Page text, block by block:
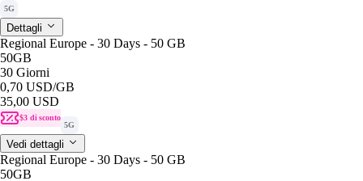
5G
Dettagli
Regional Europe - 30 Days - 50 GB
50GB
30 Giorni
0,70 USD/GB
35,00 USD
$3 di sconto
5G
Vedi dettagli
Regional Europe - 30 Days - 50 GB
50GB